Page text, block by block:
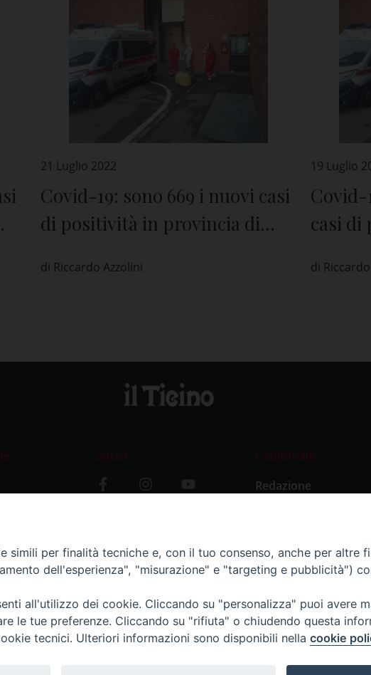
21 Luglio 2022
Covid-19: sono 669 i nuovi casi
di positività in provincia di
di Riccardo Azzolini
19 Luglio
Covid-
casi di
di Riccardo
Social
L’editoriale
Redazione
simili per finalità tecniche e, con il tuo consenso, anche per altre
dell'esperienza", "misurazione" e "targeting e pubblicità")
all'utilizzo dei cookie. Cliccando su "personalizza" puoi avere
le tue preferenze. Cliccando su "rifiuta" o chiudendo questa
tecnici. Ulteriori informazioni sono disponibili nella cookie